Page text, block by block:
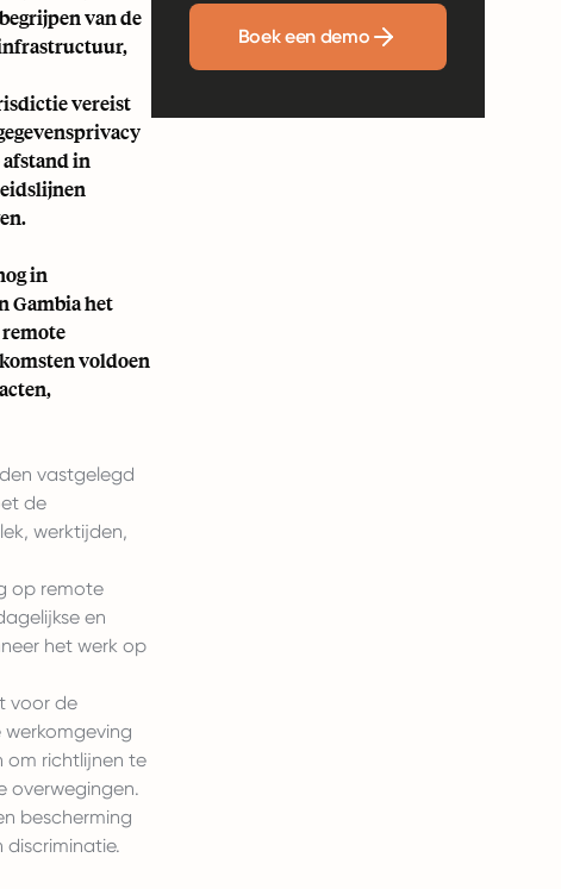
van de
vereist
in
in
Gambia het
voldoen
vastgelegd
de
werktijden,
op remote
en
het werk op
voor de
werkomgeving
om richtlijnen te
overwegingen.
bescherming
Boek een demo